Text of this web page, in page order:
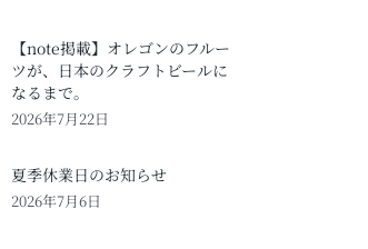
【note掲載】オレゴンのフルー
ツが、日本のクラフトビールに
なるまで。
2026年7月22日
夏季休業日のお知らせ
2026年7月6日